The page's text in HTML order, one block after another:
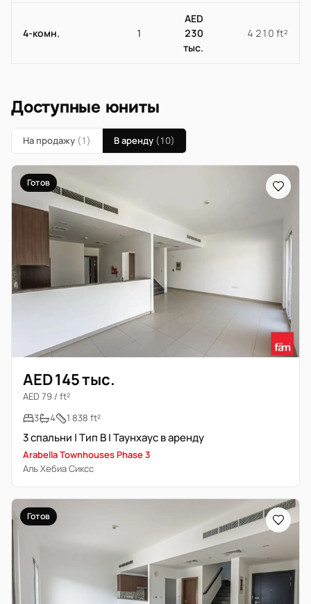
4-комн. 1
AED
230
тыс.
4 210 ft²
Доступные юниты
На продажу (1) В аренду (10)
Готов
AED 145 тыс.
AED 79 / ft²
3
4 1 838 ft²
3 спальни | Тип B | Таунхаус в аренду
Arabella Townhouses Phase 3
Аль Хебиа Сиксс
Готов